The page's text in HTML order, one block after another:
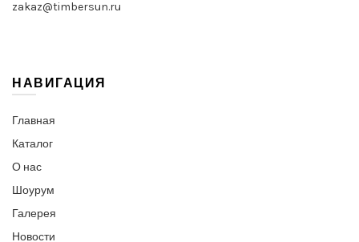
zakaz@timbersun.ru
НАВИГАЦИЯ
Главная
Каталог
О нас
Шоурум
Галерея
Новости